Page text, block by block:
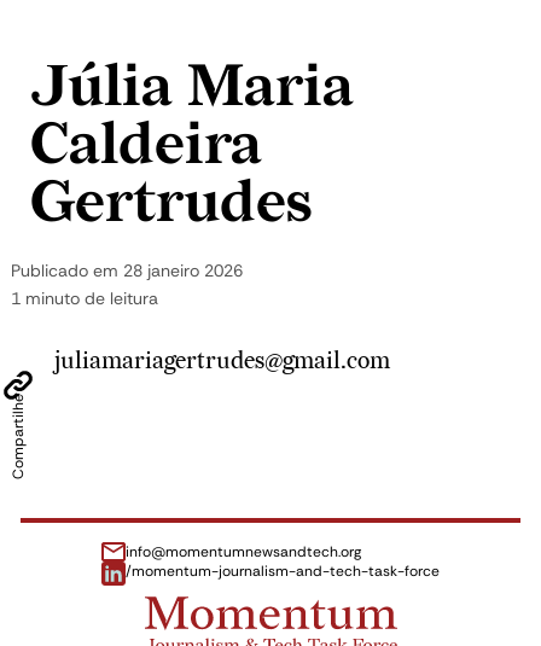
Júlia Maria
Caldeira
Gertrudes
Publicado em 28 janeiro 2026
1 minuto de leitura
Compartilhe
juliamariagertrudes@gmail.com
info@momentumnewsandtech.org
/momentum-journalism-and-tech-task-force